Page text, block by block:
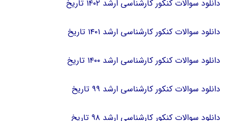
دانلود سوالات کنکور کارشناسی ارشد ۱۴۰۲ تاریخ
دانلود سوالات کنکور کارشناسی ارشد ۱۴۰۱ تاریخ
دانلود سوالات کنکور کارشناسی ارشد ۱۴۰۰ تاریخ
دانلود سوالات کنکور کارشناسی ارشد ۹۹ تاریخ
دانلود سوالات کنکور کارشناسی ارشد ۹۸ تاریخ